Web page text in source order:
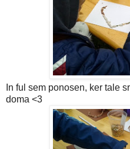
In ful sem ponosen, ker tale
doma <3